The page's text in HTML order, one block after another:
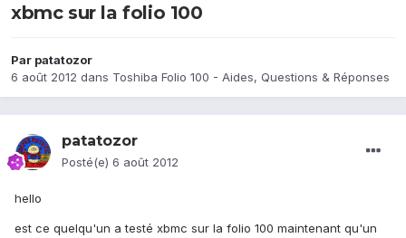
xbmc sur la folio 100
Par patatozor
6 août 2012 dans Toshiba Folio 100 - Aides, Questions & Réponses
patatozor
Posté(e) 6 août 2012
hello
est ce quelqu'un a testé xbmc sur la folio 100 maintenant qu'un